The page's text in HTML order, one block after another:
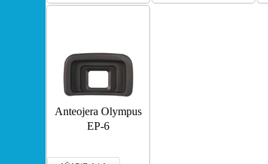
Anteojera Olympus
EP-6